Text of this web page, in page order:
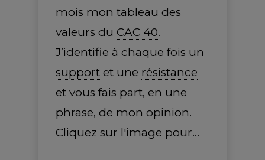
mois mon tableau des
valeurs duCAC 40.
J’identifie à chaque fois un
support et une résistance
et vous fais part, en une
phrase, de mon opinion.
Cliquez sur l'image pour…